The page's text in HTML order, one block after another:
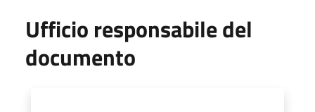
Ufficio responsabile del
documento